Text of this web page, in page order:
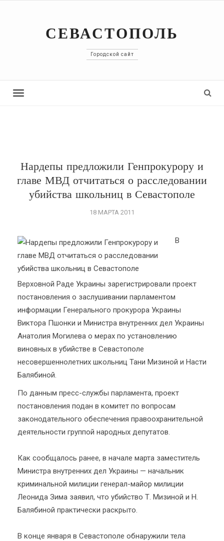
СЕВАСТОПОЛЬ
Городской сайт
Toggle
Нардепы предложили Генпрокурору и
главе МВД отчитаться о расследовании
убийства школьниц в Севастополе
18 МАРТА 2011
В
Верховной Раде Украины зарегистрировали проект
постановления о заслушивании парламентом
информации Генерального прокурора Украины
Виктора Пшонки и Министра внутренних дел Украины
Анатолия Могилева о мерах по установлению
виновных в убийстве в Севастополе
несовершеннолетних школьниц Тани Мизиной и Насти
Балябиной.
По данным пресс-службы парламента, проект
постановления подан в комитет по вопросам
законодательного обеспечения правоохранительной
деятельности группой народных депутатов.
Как сообщалось ранее, в начале марта заместитель
Министра внутренних дел Украины — начальник
криминальной милиции генерал-майор милиции
Леонида Зима заявил, что убийство Т. Мизиной и Н.
Балябиной практически раскрыто.
В конце января в Севастополе обнаружили тела